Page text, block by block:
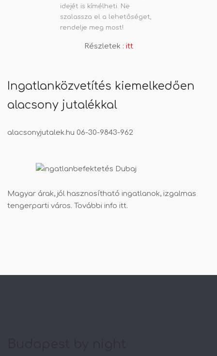
idejét is kímélheti. Ne
szalassza el a lehetőséget,
rendelje meg most!
Részletek : itt
Ingatlanközvetítés kiemelkedően
alacsony jutalékkal
alacsonyjutalek.hu 06-30-9843-962
Magyar árak, jól hasznosítható ingatlanok, izgalmas
tengerparti város. További info itt.